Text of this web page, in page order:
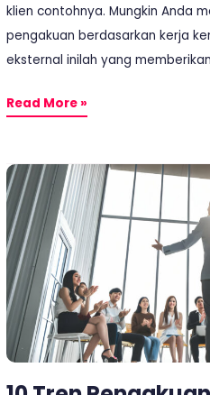
klien contohnya. Mungkin Anda
pengakuan berdasarkan kerja
eksternal inilah yang memberikan
Read More »
10
Tren
Pengakuan
Karyawan
yang
Bisa
Anda
Lakukan